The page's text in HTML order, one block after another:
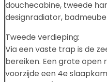
douchecabine, tweede
designradiator,
Tweede verdieping:
Via een vaste trap is de
bereiken. Een grote open
voorzijde een 4e